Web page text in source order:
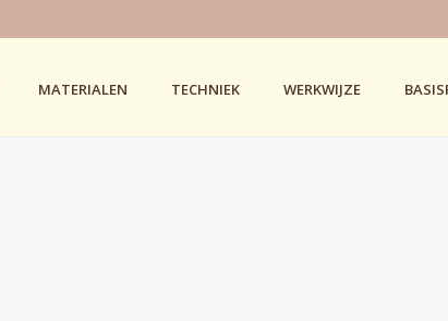
MATERIALEN TECHNIEK WERKWIJZE